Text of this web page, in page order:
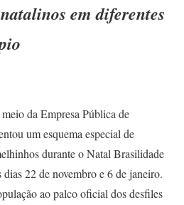
em diferentes
da Empresa Pública de
um esquema especial de
durante o Natal Brasilidade
22 de novembro e 6 de janeiro.
ao palco oficial dos desfiles